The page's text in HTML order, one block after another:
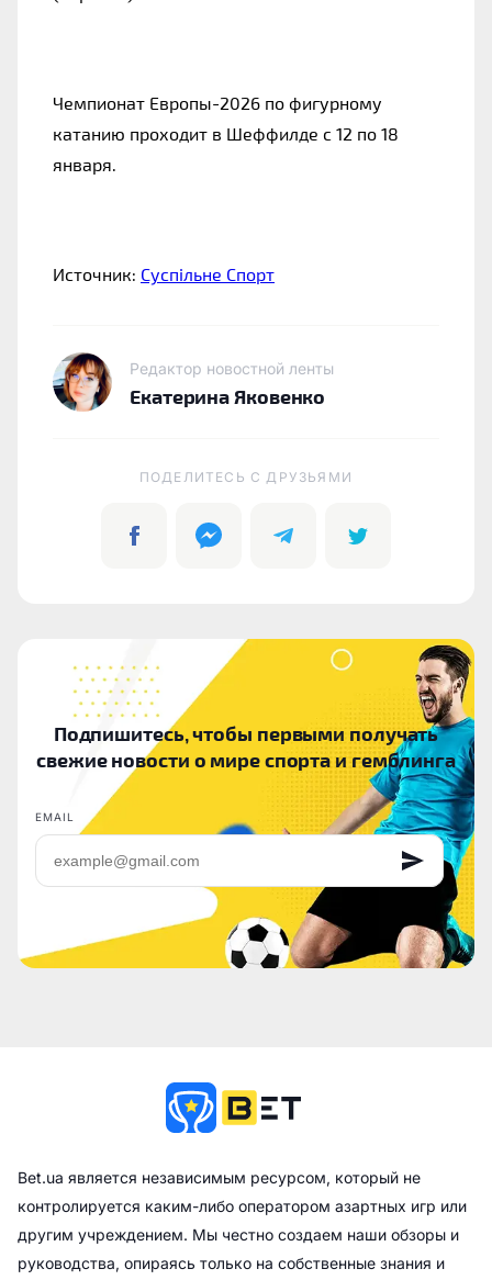
Чемпионат Европы-2026 по фигурному
катанию проходит в Шеффилде с 12 по 18
января.
Источник: Суспільне Спорт
Редактор новостной ленты
Екатерина Яковенко
ПОДЕЛИТЕСЬ C ДРУЗЬЯМИ
Подпишитесь, чтобы первыми получать
свежие новости о мире спорта и гемблинга
EMAIL
Bet.ua является независимым ресурсом, который не
контролируется каким-либо оператором азартных игр или
другим учреждением. Мы честно создаем наши обзоры и
руководства, опираясь только на собственные знания и